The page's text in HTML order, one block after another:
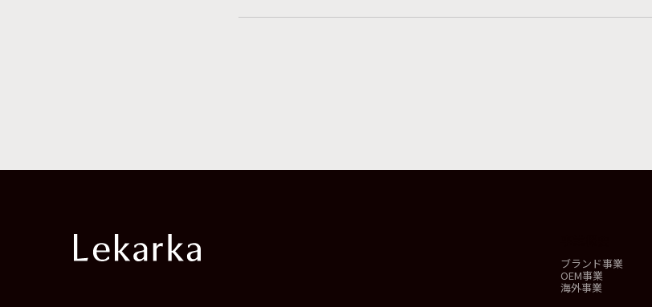
ブランド事業
OEM事業
海外事業